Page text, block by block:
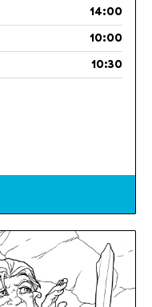
14:00
10:00
10:30